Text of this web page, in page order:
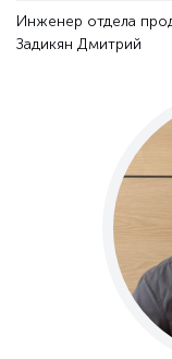
Инженер отдела
Задикян Дмитрий